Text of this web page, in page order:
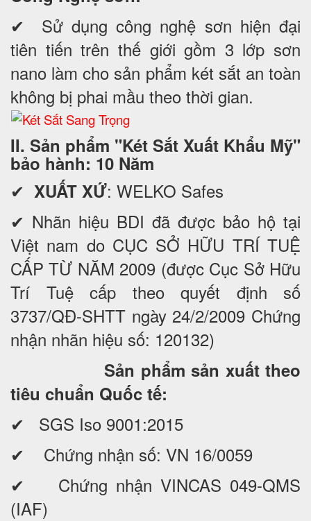
✔ Sử dụng công nghệ sơn hiện đại
tiên tiến trên thế giới gồm 3 lớp sơn
nano làm cho sản phẩm két sắt an toàn
không bị phai mầu theo thời gian.
II. Sản phẩm "Két Sắt Xuất Khẩu Mỹ"
bảo hành: 10 Năm
✔ XUẤT XỨ: WELKO Safes
✔ Nhãn hiệu BDI đã được bảo hộ tại
Việt nam do CỤC SỞ HỮU TRÍ TUỆ
CẤP TỪ NĂM 2009 (được Cục Sở Hữu
Trí Tuệ cấp theo quyết định số
3737/QĐ-SHTT ngày 24/2/2009 Chứng
nhận nhãn hiệu số: 120132)
Sản phẩm sản xuất theo
tiêu chuẩn Quốc tế:
✔ SGS Iso 9001:2015
✔ Chứng nhận số: VN 16/0059
✔ Chứng nhận VINCAS 049-QMS
(IAF)